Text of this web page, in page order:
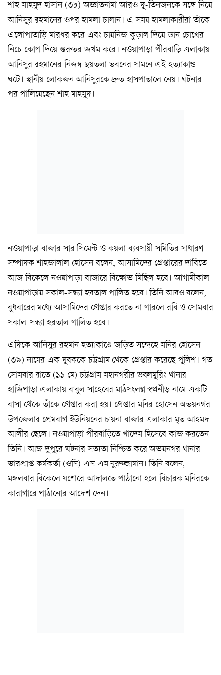
শাহ মাহমুদ হাসান (৩৮) অজ্ঞাতনামা আরও দু-তিনজনকে সঙ্গে নিয়ে
আনিসুর রহমানের ওপর হামলা চালান। এ সময় হামলাকারীরা তাঁকে
এলোপাতাড়ি মারধর করে এবং চায়নিজ কুড়াল দিয়ে ডান চোখের
নিচে কোপ দিয়ে গুরুতর জখম করে। নওয়াপাড়া পীরবাড়ি এলাকায়
আনিসুর রহমানের নিজস্ব ছয়তলা ভবনের সামনে এই হত্যাকাণ্ড
ঘটে। স্থানীয় লোকজন আনিসুরকে দ্রুত হাসপাতালে নেয়। ঘটনার
পর পালিয়েছেন শাহ মাহমুদ।
নওয়াপাড়া বাজার সার সিমেন্ট ও কয়লা ব্যবসায়ী সমিতির সাধারণ
সম্পাদক শাহজালাল হোসেন বলেন, আসামিদের গ্রেপ্তারের দাবিতে
আজ বিকেলে নওয়াপাড়া বাজারে বিক্ষোভ মিছিল হবে। আগামীকাল
নওয়াপাড়ায় সকাল-সন্ধ্যা হরতাল পালিত হবে। তিনি আরও বলেন,
বুধবারের মধ্যে আসামিদের গ্রেপ্তার করতে না পারলে রবি ও সোমবার
সকাল-সন্ধ্যা হরতাল পালিত হবে।
এদিকে আনিসুর রহমান হত্যাকাণ্ডে জড়িত সন্দেহে মনির হোসেন
(৩৯) নামের এক যুবককে চট্টগ্রাম থেকে গ্রেপ্তার করেছে পুলিশ। গত
সোমবার রাতে (১১ মে) চট্টগ্রাম মহানগরীর ডবলমুরিং থানার
হাজিপাড়া এলাকায় বাবুল সাহেবের মাঠসংলগ্ন স্বপ্ননীড় নামে একটি
বাসা থেকে তাঁকে গ্রেপ্তার করা হয়। গ্রেপ্তার মনির হোসেন অভয়নগর
উপজেলার প্রেমবাগ ইউনিয়নের চায়না বাজার এলাকার মৃত আহমদ
আলীর ছেলে। নওয়াপাড়া পীরবাড়িতে খাদেম হিসেবে কাজ করতেন
তিনি। আজ দুপুরে ঘটনার সত্যতা নিশ্চিত করে অভয়নগর থানার
ভারপ্রাপ্ত কর্মকর্তা (ওসি) এস এম নুরুজ্জামান। তিনি বলেন,
মঙ্গলবার বিকেলে যশোরে আদালতে পাঠানো হলে বিচারক মনিরকে
কারাগারে পাঠানোর আদেশ দেন।